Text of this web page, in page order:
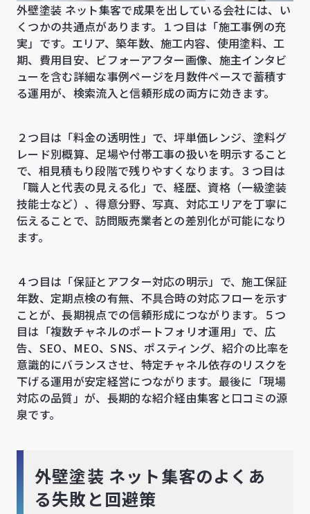
外壁塗装 ネット集客で成果を出している会社には、い
くつかの共通点があります。１つ目は「施工事例の充
実」です。エリア、築年数、施工内容、使用塗料、工
期、費用目安、ビフォーアフター画像、施主インタビ
ューを含む詳細な事例ページを月数件ペースで蓄積す
る運用が、検索流入と信頼形成の両方に効きます。
２つ目は「料金の透明性」で、坪単価レンジ、塗料グ
レード別概算、足場や付帯工事の扱いを明示すること
で、相見積もり段階で残りやすくなります。３つ目は
「職人と代表の見える化」で、経歴、資格（一級塗装
技能士など）、得意分野、写真、対応エリアを丁寧に
伝えることで、訪問販売業者との差別化が可能になり
ます。
４つ目は「保証とアフター対応の明示」で、施工保証
年数、定期点検の有無、不具合時の対応フローを示す
ことが、長期視点での信頼形成につながります。５つ
目は「複数チャネルのポートフォリオ運用」で、広
告、SEO、MEO、SNS、ポスティング、紹介の比率を
意識的にバランスさせ、特定チャネル依存のリスクを
下げる運用が安定経営につながります。最後に「現場
対応の品質」が、長期的な紹介経由集客と口コミの源
泉です。
外壁塗装 ネット集客のよくあ
る失敗と回避策